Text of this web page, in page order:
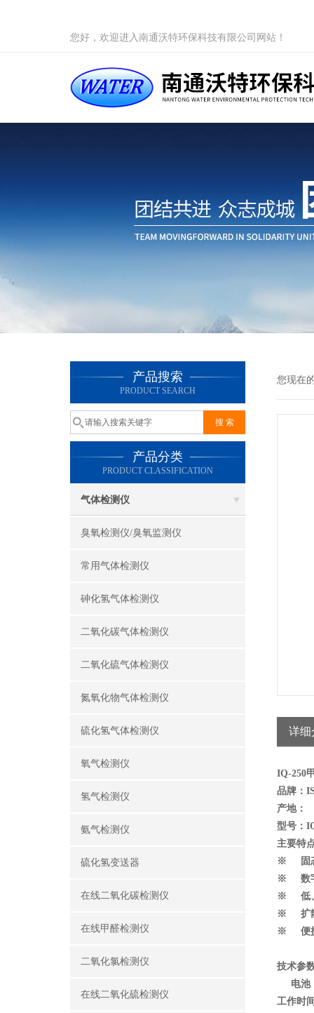
您好，欢迎进入南通沃特环保科技有限公司网站！
产品搜索
PRODUCT SEARCH
产品分类
PRODUCT CLASSIFICATION
气体检测仪
臭氧检测仪/臭氧监测仪
常用气体检测仪
砷化氢气体检测仪
二氧化碳气体检测仪
二氧化硫气体检测仪
氮氧化物气体检测仪
硫化氢气体检测仪
氧气检测仪
氢气检测仪
氨气检测仪
硫化氢变送器
在线二氧化碳检测仪
在线甲醛检测仪
二氧化氯检测仪
在线二氧化硫检测仪
您现在
详细
IQ-250
品牌：
产地：
型号：
主要特
※ 固态
※ 数字
※ 低、
※ 扩
※ 便携
技术参
电池
工作时